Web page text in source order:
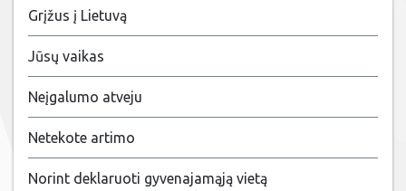
Grįžus į Lietuvą
Jūsų vaikas
Neįgalumo atveju
Netekote artimo
Norint deklaruoti gyvenajamąją vietą